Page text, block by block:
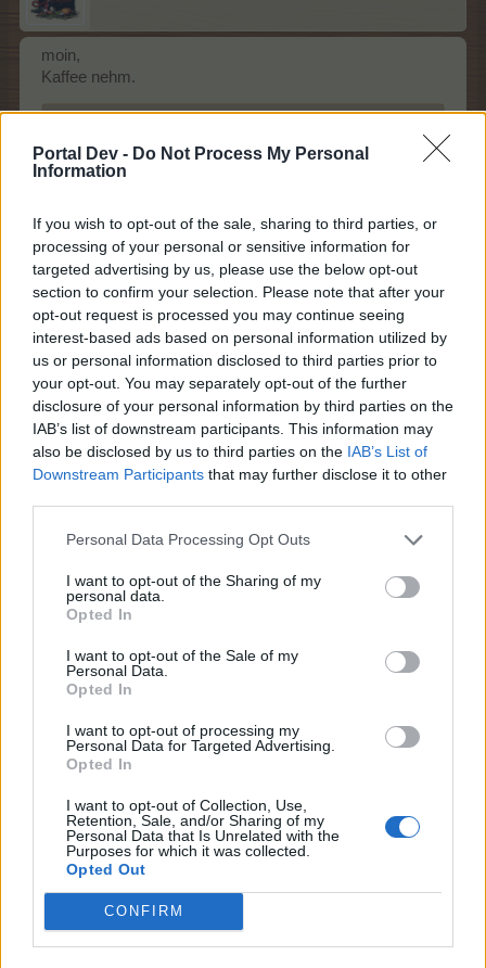
Portal Dev - Do Not Process My Personal
Information
If you wish to opt-out of the sale, sharing to third parties, or
processing of your personal or sensitive information for
targeted advertising by us, please use the below opt-out
section to confirm your selection. Please note that after your
opt-out request is processed you may continue seeing
interest-based ads based on personal information utilized by
us or personal information disclosed to third parties prior to
your opt-out. You may separately opt-out of the further
disclosure of your personal information by third parties on the
IAB’s list of downstream participants. This information may
also be disclosed by us to third parties on the IAB’s List of
Downstream Participants that may further disclose it to other
Personal Data Processing Opt Outs
I want to opt-out of the Sharing of my
personal data.
Opted In
I want to opt-out of the Sale of my
Personal Data.
Opted In
I want to opt-out of processing my
Personal Data for Targeted Advertising.
Opted In
I want to opt-out of Collection, Use,
Retention, Sale, and/or Sharing of my
Personal Data that Is Unrelated with the
Purposes for which it was collected.
Opted Out
CONFIRM
moin,
Kaffee nehm.
Zitat von schlewi:↑
Edit meint noch, dass Ananas-Gebäck zur Zeit das lohnende
HWP ist.
Je nach Markt kann sich das lohnen.
Bei mir ab 970k MP
Heute habe ich mal wieder auf der Kirmes den Lukatz ans
arbeiten bekommen und mir das Item "Marie Sandermaus" zum
2. mal erspielt.
Wie ? Zum 2ten Mal geholt Hab ich was verpasst
Zitat von WildeRose1964:
Is nich so meins,
Nun habe ich noch 155 Ticket...mal schauen ob ich heute Abend
noch Lust habe.
Hattest du noch Lust ?
Wünsche einen schönen Abend.
lg